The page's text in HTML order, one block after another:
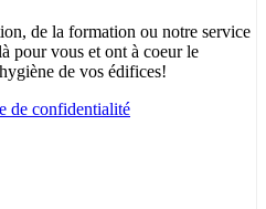
de la formation ou notre service
pour vous et ont à coeur le
de vos édifices!
de confidentialité